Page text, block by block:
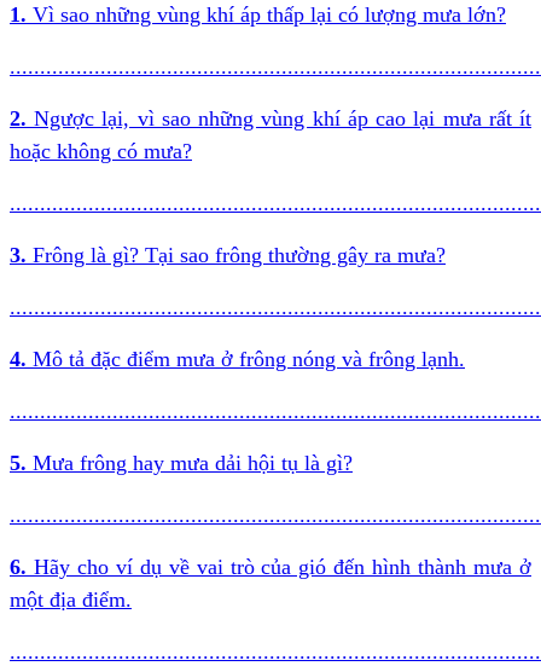
1. Vì sao những vùng khí áp thấp lại có lượng mưa lớn?
2. Ngược lại, vì sao những vùng khí áp cao lại mưa rất ít
hoặc không có mưa?
3. Frông là gì? Tại sao frông thường gây ra mưa?
4. Mô tả đặc điểm mưa ở frông nóng và frông lạnh.
5. Mưa frông hay mưa dải hội tụ là gì?
6. Hãy cho ví dụ về vai trò của gió đến hình thành mưa ở
một địa điểm.